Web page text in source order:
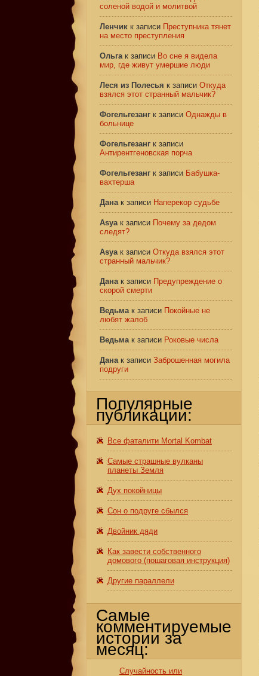
соленой водой и молитвой
Ленчик к записи Преступника тянет
на место преступления
Ольгак записи Во сне я видела
мир, где живут умершие люди
Леся из Полесья к записи Откуда
взялся этот странный мальчик?
Фогельгезанг к записи Однажды в
больнице
Фогельгезанг к записи
Антирентгеновская порча
Фогельгезанг к записи Бабушка-
вахтерша
Данак записи Наперекор судьбе
Asyaк записи Почему за дедом
следят?
Asyaк записи Откуда взялся этот
странный мальчик?
Данак записи Предупреждение о
скорой смерти
Ведьмак записи Покойные не
любят жалоб
Ведьмак записи Роковые числа
Данак записи Заброшенная могила
подруги
Популярные
публикации:
Все фаталити Mortal Kombat
Самые страшные вулканы
планеты Земля
Дух покойницы
Сон о подруге сбылся
Двойник дяди
Как завести собственного
домового (пошаговая инструкция)
Другие параллели
Самые
комментируемые
истории за
месяц:
Случайность или